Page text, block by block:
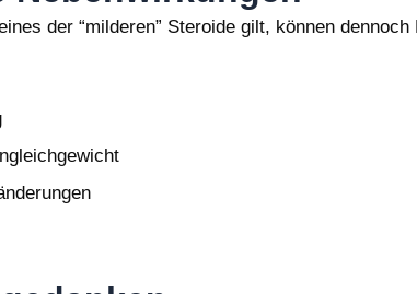
der “milderen” Steroide gilt, können